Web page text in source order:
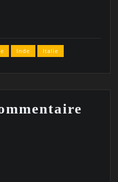
Inde Italie